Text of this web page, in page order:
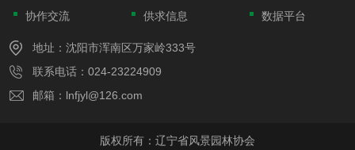
协作交流
供求信息 数据平台
地址：沈阳市浑南区万家岭333号
联系电话：024-23224909
邮箱：lnfjyl@126.com
版权所有：辽宁省风景园林协会